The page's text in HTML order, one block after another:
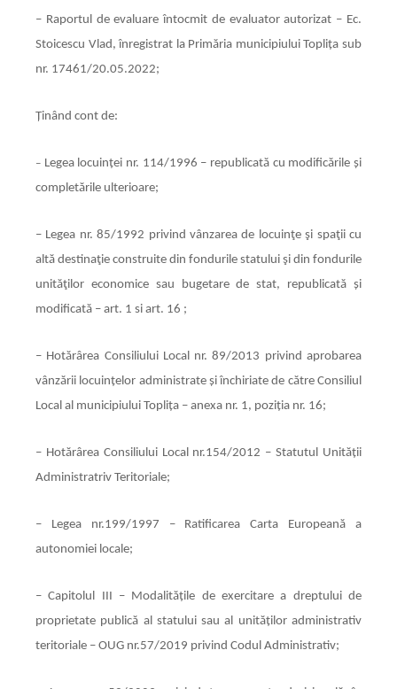
– Raportul de evaluare întocmit de evaluator autorizat – Ec.
Stoicescu Vlad, înregistrat la Primăria municipiului Toplița sub
nr. 17461/20.05.2022;
Ținând cont de:
– Legea locuinţei nr. 114/1996 – republicată cu modificările şi
completările ulterioare;
– Legea nr. 85/1992 privind vânzarea de locuinţe şi spaţii cu
altă destinaţie construite din fondurile statului şi din fondurile
unităţilor economice sau bugetare de stat, republicată și
modificată – art. 1 si art. 16 ;
– Hotărârea Consiliului Local nr. 89/2013 privind aprobarea
vânzării locuinţelor administrate şi închiriate de către Consiliul
Local al municipiului Topliţa – anexa nr. 1, poziţia nr. 16;
– Hotărârea Consiliului Local nr.154/2012 – Statutul Unităţii
Administratriv Teritoriale;
– Legea nr.199/1997 – Ratificarea Carta Europeană a
autonomiei locale;
– Capitolul III – Modalitățile de exercitare a dreptului de
proprietate publică al statului sau al unităților administrativ
teritoriale – OUG nr.57/2019 privind Codul Administrativ;